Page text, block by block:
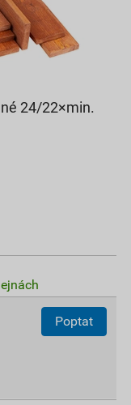
24/22×min.
Poptat